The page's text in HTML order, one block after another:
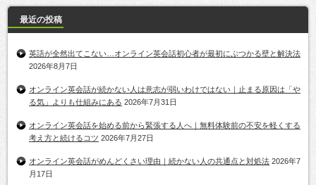
最近の投稿
英語が全然出てこない…オンライン英会話初心者が最初にぶつかる壁と解決法
2026年8月7日
オンライン英会話が続かない人は意志が弱いわけではない｜止まる原因は「や
る気」よりも仕組みにある 2026年7月31日
オンライン英会話を始める前から緊張する人へ｜無料体験前の不安を軽くする
考え方と続けるコツ 2026年7月27日
オンライン英会話がめんどくさい理由｜続かない人の共通点と対処法 2026年7
月17日